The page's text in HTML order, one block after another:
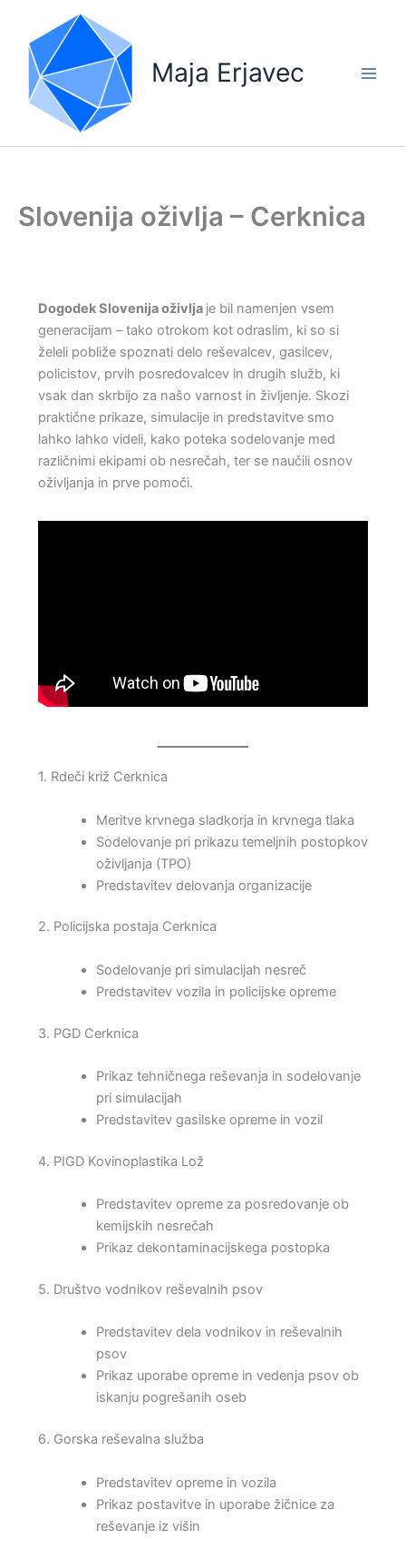
content
Maja Erjavec
Slovenija oživlja – Cerknica
Dogodek Slovenija oživlja je bil namenjen vsem
generacijam – tako otrokom kot odraslim, ki so si
želeli pobliže spoznati delo reševalcev, gasilcev,
policistov, prvih posredovalcev in drugih služb, ki
vsak dan skrbijo za našo varnost in življenje. Skozi
praktične prikaze, simulacije in predstavitve smo
lahko lahko videli, kako poteka sodelovanje med
različnimi ekipami ob nesrečah, ter se naučili osnov
oživljanja in prve pomoči.
1. Rdeči križ Cerknica
Meritve krvnega sladkorja in krvnega tlaka
Sodelovanje pri prikazu temeljnih postopkov
oživljanja (TPO)
Predstavitev delovanja organizacije
2. Policijska postaja Cerknica
Sodelovanje pri simulacijah nesreč
Predstavitev vozila in policijske opreme
3. PGD Cerknica
Prikaz tehničnega reševanja in sodelovanje
pri simulacijah
Predstavitev gasilske opreme in vozil
4. PIGD Kovinoplastika Lož
Predstavitev opreme za posredovanje ob
kemijskih nesrečah
Prikaz dekontaminacijskega postopka
5. Društvo vodnikov reševalnih psov
Predstavitev dela vodnikov in reševalnih
psov
Prikaz uporabe opreme in vedenja psov ob
iskanju pogrešanih oseb
6. Gorska reševalna služba
Predstavitev opreme in vozila
Prikaz postavitve in uporabe žičnice za
reševanje iz višin